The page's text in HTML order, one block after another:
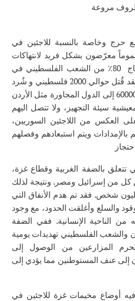
ظروف مروعة
حرج وخاصة بالنسبة للاجئين في
معرّضون بشكل فريد لانتهاكات
حقوق الإنسان. وحتى يومنا هذا يحتاج 80٪ من الشعب الفلسطيني في
سوريا إلى مساعدة عاجلة وطارئة. لقد قٌتل حوالي 2000 فلسطيني و شٌرد
80٪ من الفلسطينيين وفرّ أكثر من 60000 إلى الدول المجاورة مثل الأردن
سيئة التجهيز، ولا تتصل اليهم
العكس من اللاجئين السوريين،
بالإمدادات ويتم استبعادهم وفصلهم
تتعلق بالضفة الغربية وقطاع غزة،
كل من إسرائيل ومصر. ونتيجة لذلك
أزمة اقتصادية وطبية لـ1.7 مليون شخص. فقد تم هدم الأنفاق التي
والسلع وأغلقت الحدود، مع وجود
الناحية الإنسانية. ففي الضفة
والشعب الفلسطيني تهديدات يومية
المزارعين من الوصول إلى
إلى عنف المستوطنين مما يؤدي إلى
أوضاع مخيمات غزة للاجئين في